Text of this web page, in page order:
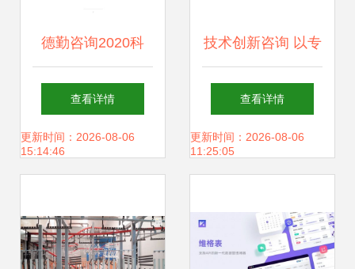
德勤咨询2020科
技、传媒和电信行
业预测报告 技术咨
来趋势
查看详情
更新时间：2026-08-06
15:14:46
技术创新咨询 以专
业视角赋能行业发
展
查看详情
更新时间：2026-08-06
11:25:05